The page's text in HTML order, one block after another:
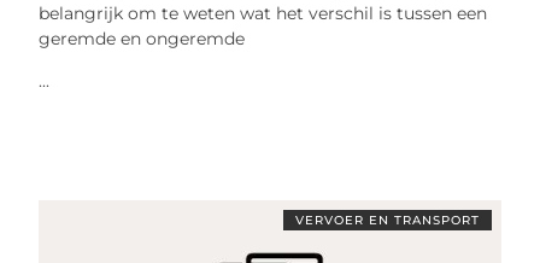
belangrijk om te weten wat het verschil is tussen een
geremde en ongeremde
...
VERVOER EN TRANSPORT